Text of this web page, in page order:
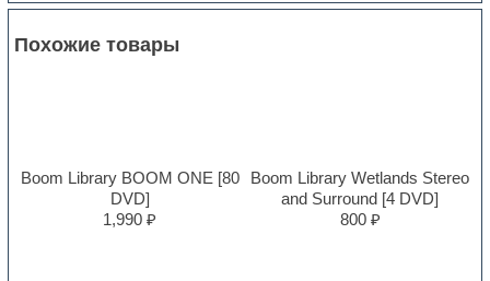
Похожие товары
Boom Library BOOM ONE [80
DVD]
1,990 ₽
Boom Library Wetlands Stereo
and Surround [4 DVD]
800 ₽